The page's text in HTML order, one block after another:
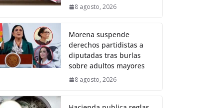
8 agosto, 2026
Morena suspende
derechos partidistas a
diputadas tras burlas
sobre adultos mayores
8 agosto, 2026